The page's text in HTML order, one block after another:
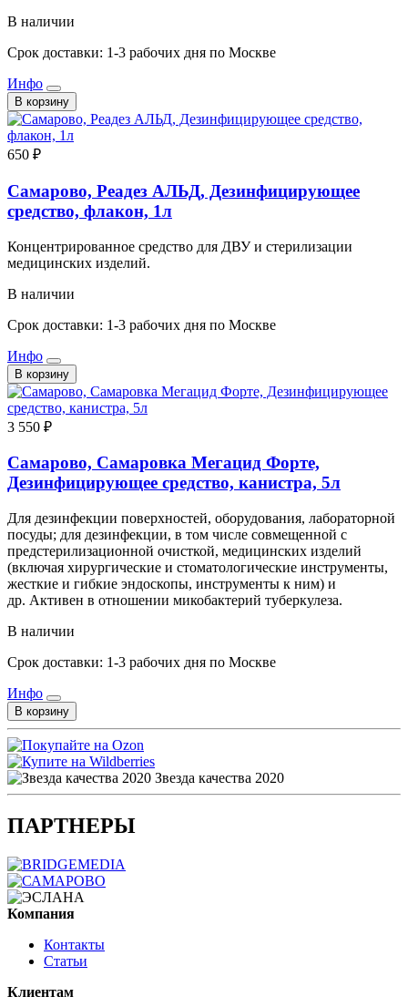
В наличии
Срок доставки: 1-3 рабочих дня по Москве
Инфо
В корзину
650 ₽
Самарово, Реадез АЛЬД, Дезинфицирующее
средство, флакон, 1л
Концентрированное средство для ДВУ и стерилизации
медицинских изделий.
В наличии
Срок доставки: 1-3 рабочих дня по Москве
Инфо
В корзину
3 550 ₽
Самарово, Самаровка Мегацид Форте,
Дезинфицирующее средство, канистра, 5л
Для дезинфекции поверхностей, оборудования, лабораторной
посуды; для дезинфекции, в том числе совмещенной с
предстерилизационной очисткой, медицинских изделий
(включая хирургические и стоматологические инструменты,
жесткие и гибкие эндоскопы, инструменты к ним) и
др. Активен в отношении микобактерий туберкулеза.
В наличии
Срок доставки: 1-3 рабочих дня по Москве
Инфо
В корзину
Звезда качества 2020
ПАРТНЕРЫ
Компания
Контакты
Статьи
Клиентам